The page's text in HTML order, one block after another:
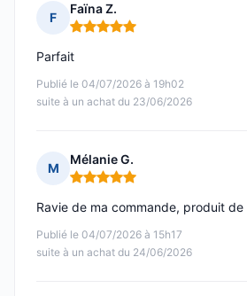
F
Faïna Z.
Note : 5 sur 5
Publié le 04/07/2026 à 19h02
suite à un achat du 23/06/2026
Parfait
M
Mélanie G.
Note : 5 sur 5
Publié le 04/07/2026 à 15h17
suite à un achat du 24/06/2026
Ravie de ma commande, produit